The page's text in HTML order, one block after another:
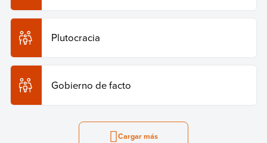
Plutocracia
Gobierno de facto
Cargar más